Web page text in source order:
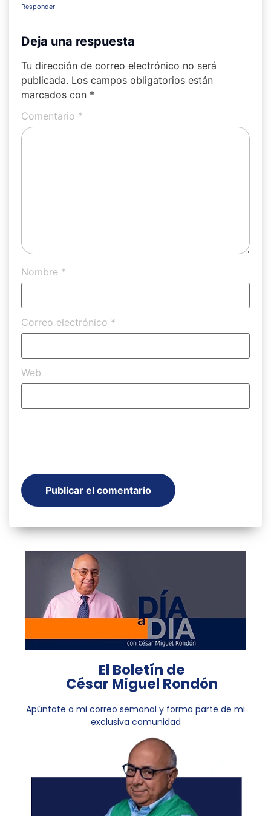
Responder
Deja una respuesta
Tu dirección de correo electrónico no será
publicada. Los campos obligatorios están
marcados con *
Comentario *
Nombre *
Correo electrónico *
Web
El Boletín de
César Miguel Rondón
Apúntate a mi correo semanal y forma parte de mi
exclusiva comunidad